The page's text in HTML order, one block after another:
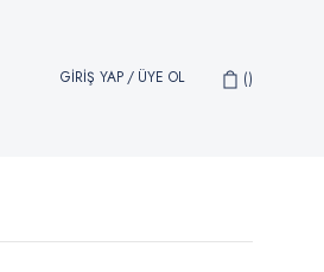
GİRİŞ YAP/ ÜYE OL